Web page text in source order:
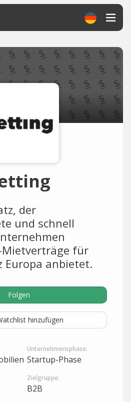
der
und schnell
für
Europa anbietet.
Folgen
hinzufügen
Unternehmensphase:
Startup-Phase
Zielgruppe:
B2B